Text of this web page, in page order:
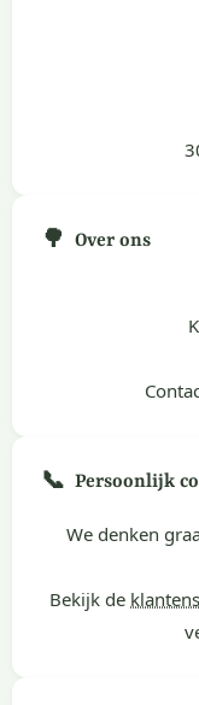
🌳 Over ons
📞 Persoonlijk
We denken
Bekijk de